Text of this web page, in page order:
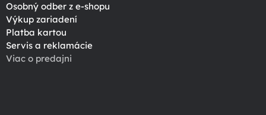
Osobný odber z e-shopu
Výkup zariadení
Platba kartou
Servis a reklamácie
Viac o predajni